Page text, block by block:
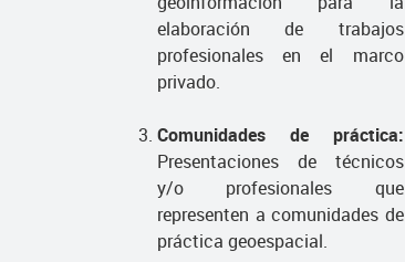
elaboración de trabajos
profesionales en el marco
privado.
Comunidades de práctica:
Presentaciones de técnicos
y/o profesionales que
representen a comunidades de
práctica geoespacial.